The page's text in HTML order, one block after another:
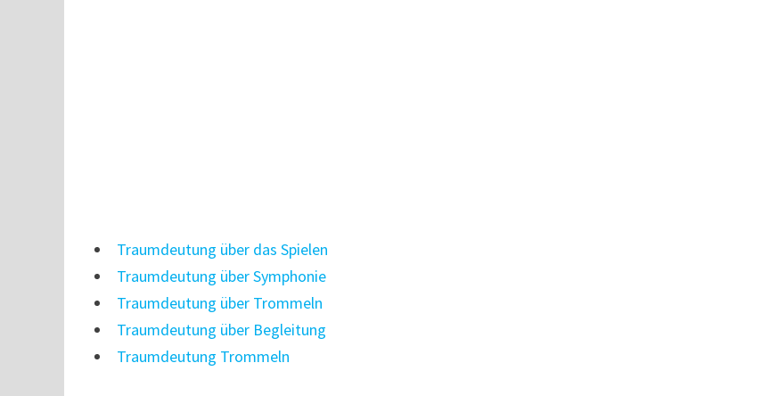
Traumdeutung über das Spielen
Traumdeutung über Symphonie
Traumdeutung über Trommeln
Traumdeutung über Begleitung
Traumdeutung Trommeln